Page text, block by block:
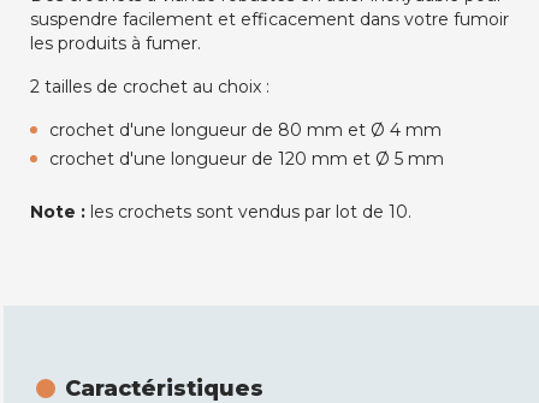
suspendre facilement et efficacement dans votre fumoir
les produits à fumer.
2 tailles de crochet au choix :
crochet d'une longueur de 80 mm et Ø 4 mm
crochet d'une longueur de 120 mm et Ø 5 mm
Note : les crochets sont vendus par lot de 10.
Caractéristiques